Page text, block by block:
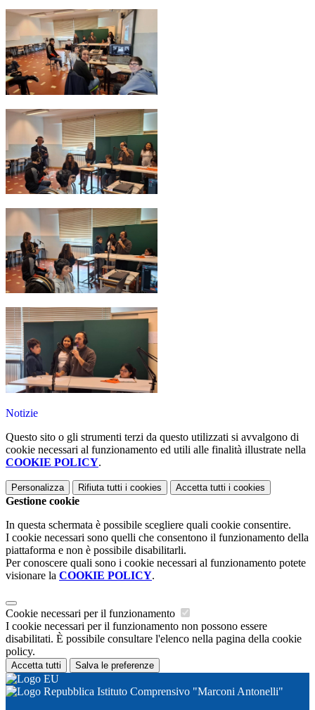
Notizie
Questo sito o gli strumenti terzi da questo utilizzati si avvalgono di
cookie necessari al funzionamento ed utili alle finalità illustrate nella
COOKIE POLICY.
Personalizza Rifiuta tutti i cookies Accetta tutti i cookies
Gestione cookie
In questa schermata è possibile scegliere quali cookie consentire.
I cookie necessari sono quelli che consentono il funzionamento della
piattaforma e non è possibile disabilitarli.
Per conoscere quali sono i cookie necessari al funzionamento potete
visionare la COOKIE POLICY.
Cookie necessari per il funzionamento
I cookie necessari per il funzionamento non possono essere
disabilitati. È possibile consultare l'elenco nella pagina della cookie
policy.
Accetta tutti Salva le preferenze
Istituto Comprensivo "Marconi Antonelli"